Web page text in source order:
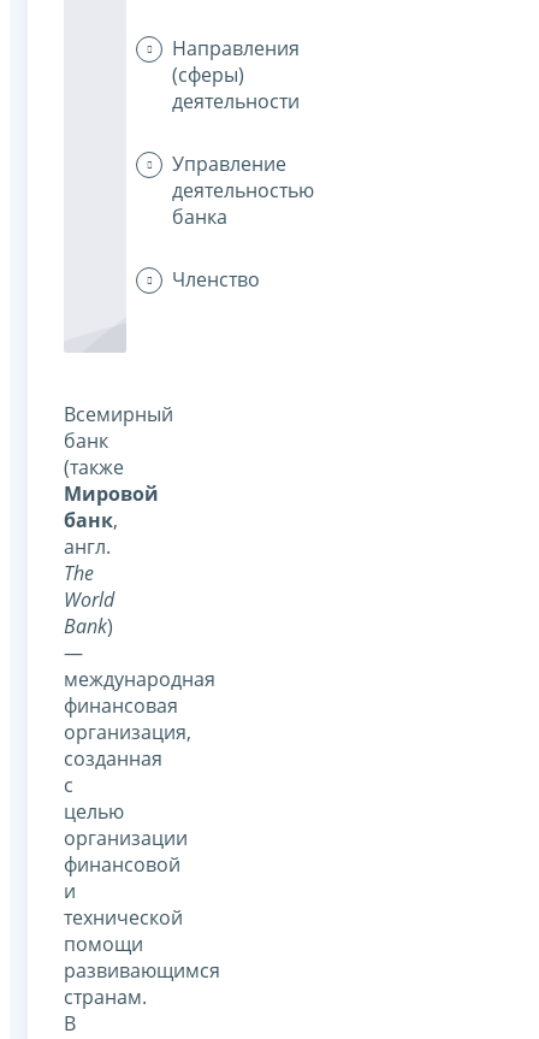
Направления
(сферы)
деятельности
Управление
деятельностью
банка
Членство
Всемирный
банк
(также
Мировой
банк,
англ.
The
World
Bank)
—
международная
финансовая
организация,
созданная
с
целью
организации
финансовой
и
технической
помощи
развивающимся
странам.
В